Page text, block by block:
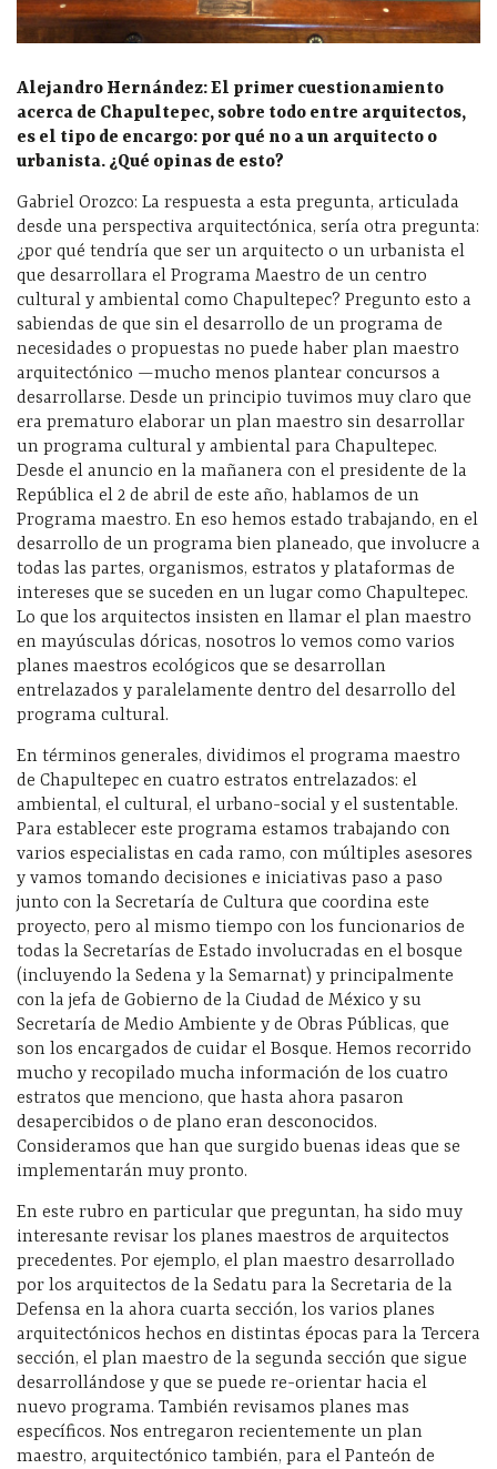
Alejandro Hernández: El primer cuestionamiento
acerca de Chapultepec, sobre todo entre arquitectos,
es el tipo de encargo: por qué no a un arquitecto o
urbanista. ¿Qué opinas de esto?
Gabriel Orozco: La respuesta a esta pregunta, articulada
desde una perspectiva arquitectónica, sería otra pregunta:
¿por qué tendría que ser un arquitecto o un urbanista el
que desarrollara el Programa Maestro de un centro
cultural y ambiental como Chapultepec? Pregunto esto a
sabiendas de que sin el desarrollo de un programa de
necesidades o propuestas no puede haber plan maestro
arquitectónico —mucho menos plantear concursos a
desarrollarse. Desde un principio tuvimos muy claro que
era prematuro elaborar un plan maestro sin desarrollar
un programa cultural y ambiental para Chapultepec.
Desde el anuncio en la mañanera con el presidente de la
República el 2 de abril de este año, hablamos de un
Programa maestro. En eso hemos estado trabajando, en el
desarrollo de un programa bien planeado, que involucre a
todas las partes, organismos, estratos y plataformas de
intereses que se suceden en un lugar como Chapultepec.
Lo que los arquitectos insisten en llamar el plan maestro
en mayúsculas dóricas, nosotros lo vemos como varios
planes maestros ecológicos que se desarrollan
entrelazados y paralelamente dentro del desarrollo del
programa cultural.
En términos generales, dividimos el programa maestro
de Chapultepec en cuatro estratos entrelazados: el
ambiental, el cultural, el urbano-social y el sustentable.
Para establecer este programa estamos trabajando con
varios especialistas en cada ramo, con múltiples asesores
y vamos tomando decisiones e iniciativas paso a paso
junto con la Secretaría de Cultura que coordina este
proyecto, pero al mismo tiempo con los funcionarios de
todas la Secretarías de Estado involucradas en el bosque
(incluyendo la Sedena y la Semarnat) y principalmente
con la jefa de Gobierno de la Ciudad de México y su
Secretaría de Medio Ambiente y de Obras Públicas, que
son los encargados de cuidar el Bosque. Hemos recorrido
mucho y recopilado mucha información de los cuatro
estratos que menciono, que hasta ahora pasaron
desapercibidos o de plano eran desconocidos.
Consideramos que han que surgido buenas ideas que se
implementarán muy pronto.
En este rubro en particular que preguntan, ha sido muy
interesante revisar los planes maestros de arquitectos
precedentes. Por ejemplo, el plan maestro desarrollado
por los arquitectos de la Sedatu para la Secretaria de la
Defensa en la ahora cuarta sección, los varios planes
arquitectónicos hechos en distintas épocas para la Tercera
sección, el plan maestro de la segunda sección que sigue
desarrollándose y que se puede re-orientar hacia el
nuevo programa. También revisamos planes mas
específicos. Nos entregaron recientemente un plan
maestro, arquitectónico también, para el Panteón de